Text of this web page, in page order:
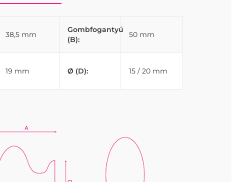
38,5 mm
Gombfogantyú
(B):
50 mm
19 mm Ø (D): 15 / 20 mm